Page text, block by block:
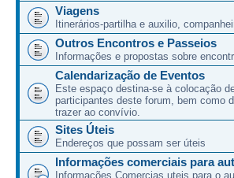
Viagens
Itinerários-partilha e auxilio,
Outros Encontros e Passeios
Informações e propostas sobre
Calendarização de Eventos
Este espaço destina-se à colocação
participantes deste forum, bem como
trazer ao convívio.
Sites Úteis
Endereços que possam ser úteis
Informações comerciais para
Informações Comercias uteis para o